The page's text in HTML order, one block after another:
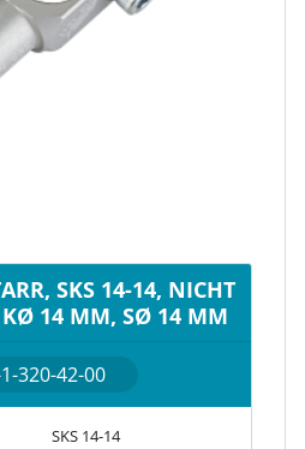
SKS 14-14, NICHT
KØ 14 MM, SØ 14 MM
320-42-00
SKS 14-14